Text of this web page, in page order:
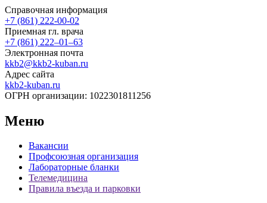
Справочная информация
+7 (861) 222-00-02
Приемная гл. врача
+7 (861) 222‒01‒63
Электронная почта
kkb2@kkb2-kuban.ru
Адрес сайта
kkb2-kuban.ru
ОГРН организации: 1022301811256
Меню
Вакансии
Профсоюзная организация
Лабораторные бланки
Телемедицина
Правила въезда и парковки